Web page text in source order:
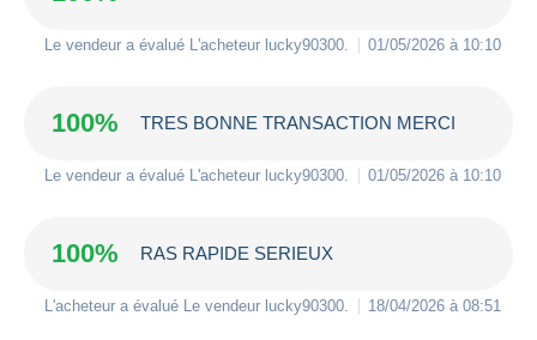
Le vendeur a évalué L'acheteur lucky90300 01/05/2026 à 10:10
100% TRES BONNE TRANSACTION MERCI
Le vendeur a évalué L'acheteur lucky90300 01/05/2026 à 10:10
100% RAS RAPIDE SERIEUX
L'acheteur a évalué Le vendeur lucky90300 18/04/2026 à 08:51